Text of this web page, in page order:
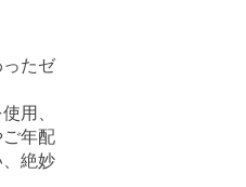
たゼ
用、
年配
絶妙